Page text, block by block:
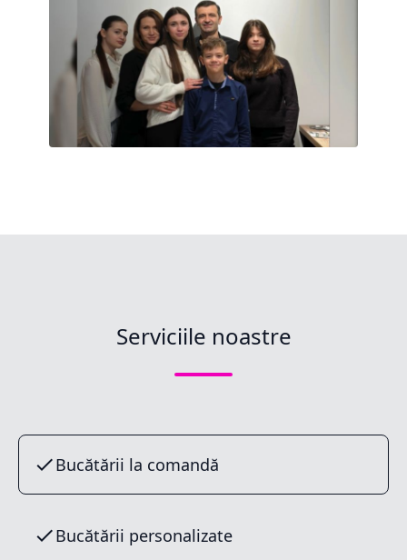
Serviciile noastre
Bucătării la comandă
Bucătării personalizate